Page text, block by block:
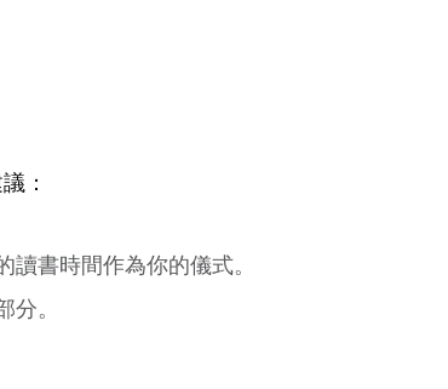
：
書時間作為你的儀式。
。